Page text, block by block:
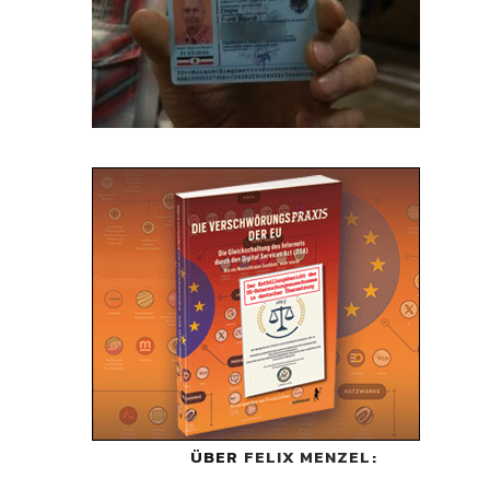
ÜBER FELIX MENZEL